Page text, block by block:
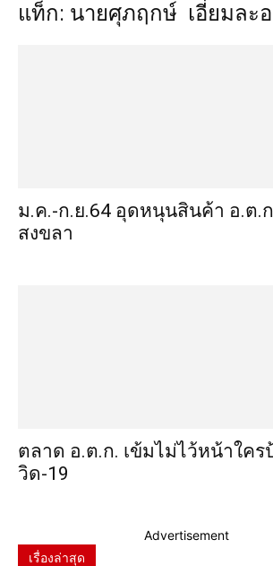
แท็ก: นายศุภฤกษ์ เอี่ยมละ
ม.ค.-ก.ย.64 อุดหนุนสินค้า อ.ต.
สงขลา
ตลาด อ.ต.ก. เข้มไม่ไว้หน้าใคร
วิด-19
Advertisement
เรื่องล่าสุด